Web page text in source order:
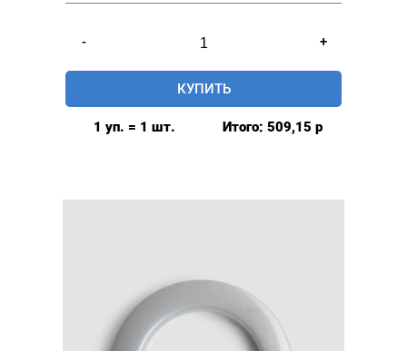
-
товара
Люверсы
шторные
+
КУПИТЬ
1 уп. = 1 шт. Итого: 509,15 р